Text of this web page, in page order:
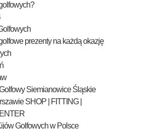
prezenty na każdą okazję
Siemianowice Śląskie
SHOP | FITTING |
Golfowych w Polsce